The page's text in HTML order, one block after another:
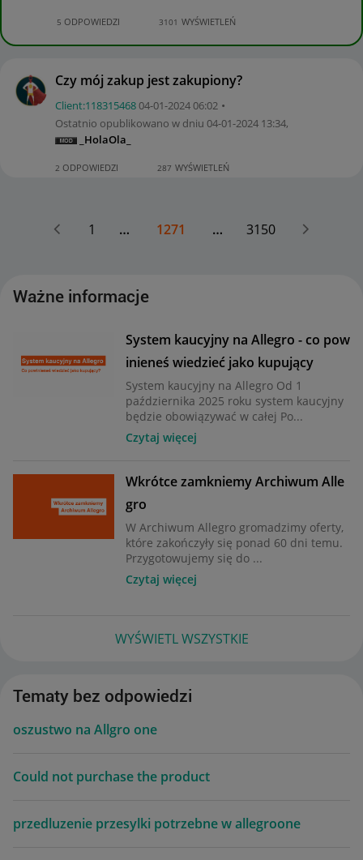
5 ODPOWIEDZI 3101 WYŚWIETLEŃ
Czy mój zakup jest zakupiony?
Client:118315468‎04-01-202406:02
Ostatnio opublikowano w dniu ‎04-01-2024 13:34,
_HolaOla_
2 ODPOWIEDZI 287 WYŚWIETLEŃ
1 … 1271 … 3150
Ważne informacje
System kaucyjny na Allegro - co pow
inieneś wiedzieć jako kupujący
System kaucyjny na Allegro Od 1
października 2025 roku system kaucyjny
będzie obowiązywać w całej Po...
Czytaj więcej
Wkrótce zamkniemy Archiwum Alle
gro
W Archiwum Allegro gromadzimy oferty,
które zakończyły się ponad 60 dni temu.
Przygotowujemy się do ...
Czytaj więcej
WYŚWIETL WSZYSTKIE
Tematy bez odpowiedzi
oszustwo na Allgro one
Could not purchase the product
przedluzenie przesylki potrzebne w allegroone